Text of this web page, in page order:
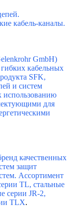
кабель-каналы.
GmbH)
кабельных
SFK,
и систем
использованию
для
качественных
защит
Ассортимент
TL, стальные
серии JR-2,
TLX.